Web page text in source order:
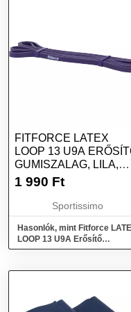
FITFORCE LATEX
LOOP 13 U9A
GUMISZALAG, LILA,
MÉRET
1 990 Ft
Sportissimo
Hasonlók, mint Fitforce
LOOP 13 U9A Erősítő
gumiszalag, lila, méret